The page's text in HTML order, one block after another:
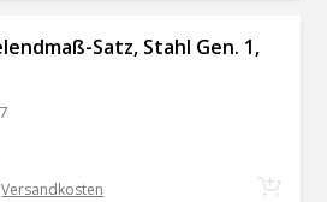
Satz, Stahl Gen. 1,
Versandkosten